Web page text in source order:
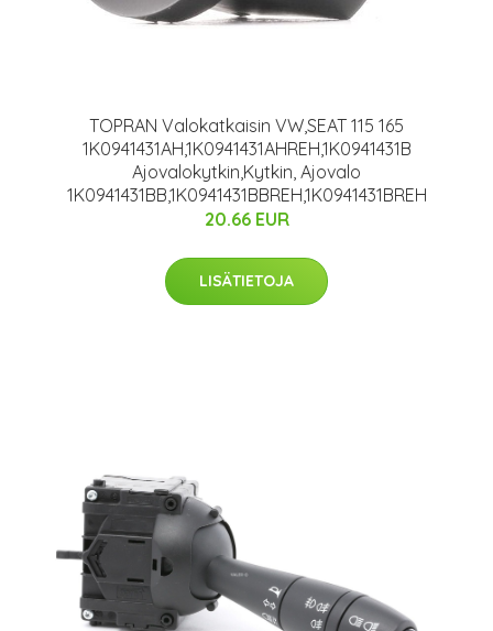
TOPRAN Valokatkaisin VW,SEAT 115 165
1K0941431AH,1K0941431AHREH,1K0941431B
Ajovalokytkin,Kytkin, Ajovalo
1K0941431BB,1K0941431BBREH,1K0941431BREH
20.66 EUR
LISÄTIETOJA